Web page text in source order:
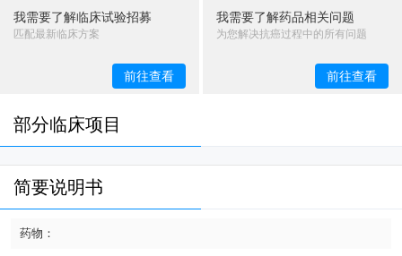
我需要了解临床试验招募
匹配最新临床方案
前往查看
我需要了解药品相关问题
为您解决抗癌过程中的所有问题
前往查看
部分临床项目
简要说明书
药物：